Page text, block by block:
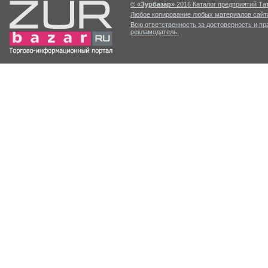
© «Зурбазар» 2016 Каталог предприятий
Любое копирование любых материалов
Всю ответственность за достоверность и
рекламодатель.